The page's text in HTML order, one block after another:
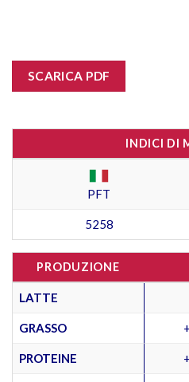
SCARICA PDF
INDICI DI
PFT
5258
PRODUZIONE
LATTE
GRASSO
PROTEINE